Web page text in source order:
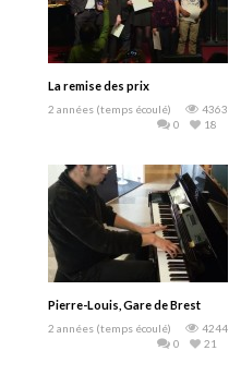
La remise des prix
2 années (temps écoulé)
4363
18
0
Pierre-Louis, Gare de Brest
2 années (temps écoulé)
4244
21
0